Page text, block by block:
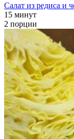
Салат из редиса и
15 минут
2 порции